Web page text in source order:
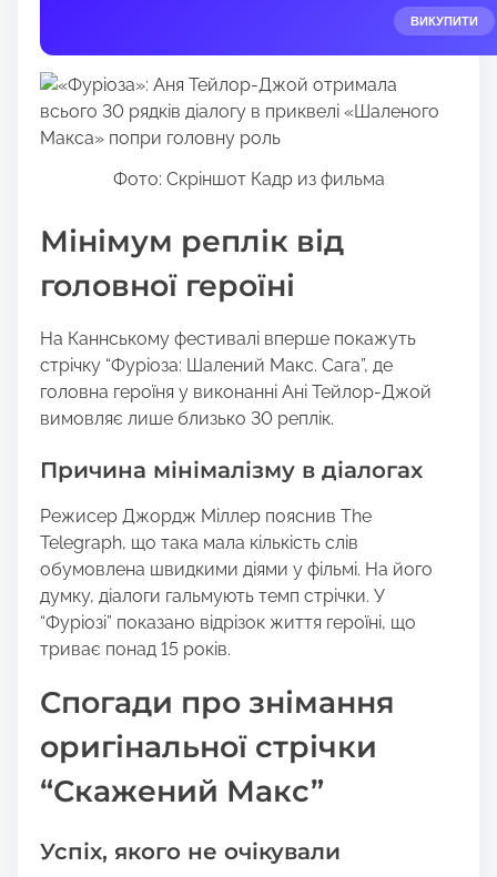
t
h
s
t
n
ВИКУПИТИ
Фото: Скріншот Кадр из фильма
Мінімум реплік від
головної героїні
На Каннському фестивалі вперше покажуть
стрічку “Фуріоза: Шалений Макс. Сага”, де
головна героїня у виконанні Ані Тейлор-Джой
вимовляє лише близько 30 реплік.
Причина мінімалізму в діалогах
Режисер Джордж Міллер пояснив The
Telegraph, що така мала кількість слів
обумовлена швидкими діями у фільмі. На його
думку, діалоги гальмують темп стрічки. У
“Фуріозі” показано відрізок життя героїні, що
триває понад 15 років.
Спогади про знімання
оригінальної стрічки
“Скажений Макс”
Успіх, якого не очікували